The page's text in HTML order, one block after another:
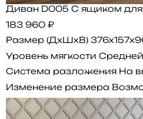
Диван D005 С ящиком для
183 960 ₽
Размер (ДхШхВ)
Уровень мягкости
Система разложения На
Изменение размера